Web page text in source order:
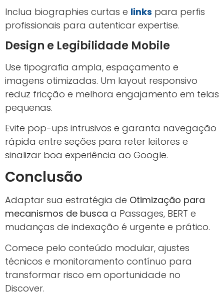
Inclua biographies curtas e links para perfis
profissionais para autenticar expertise.
Design e Legibilidade Mobile
Use tipografia ampla, espaçamento e
imagens otimizadas. Um layout responsivo
reduz fricção e melhora engajamento em telas
pequenas.
Evite pop-ups intrusivos e garanta navegação
rápida entre seções para reter leitores e
sinalizar boa experiência ao Google.
Conclusão
Adaptar sua estratégia de Otimização para
mecanismos de busca a Passages, BERT e
mudanças de indexação é urgente e prático.
Comece pelo conteúdo modular, ajustes
técnicos e monitoramento contínuo para
transformar risco em oportunidade no
Discover.